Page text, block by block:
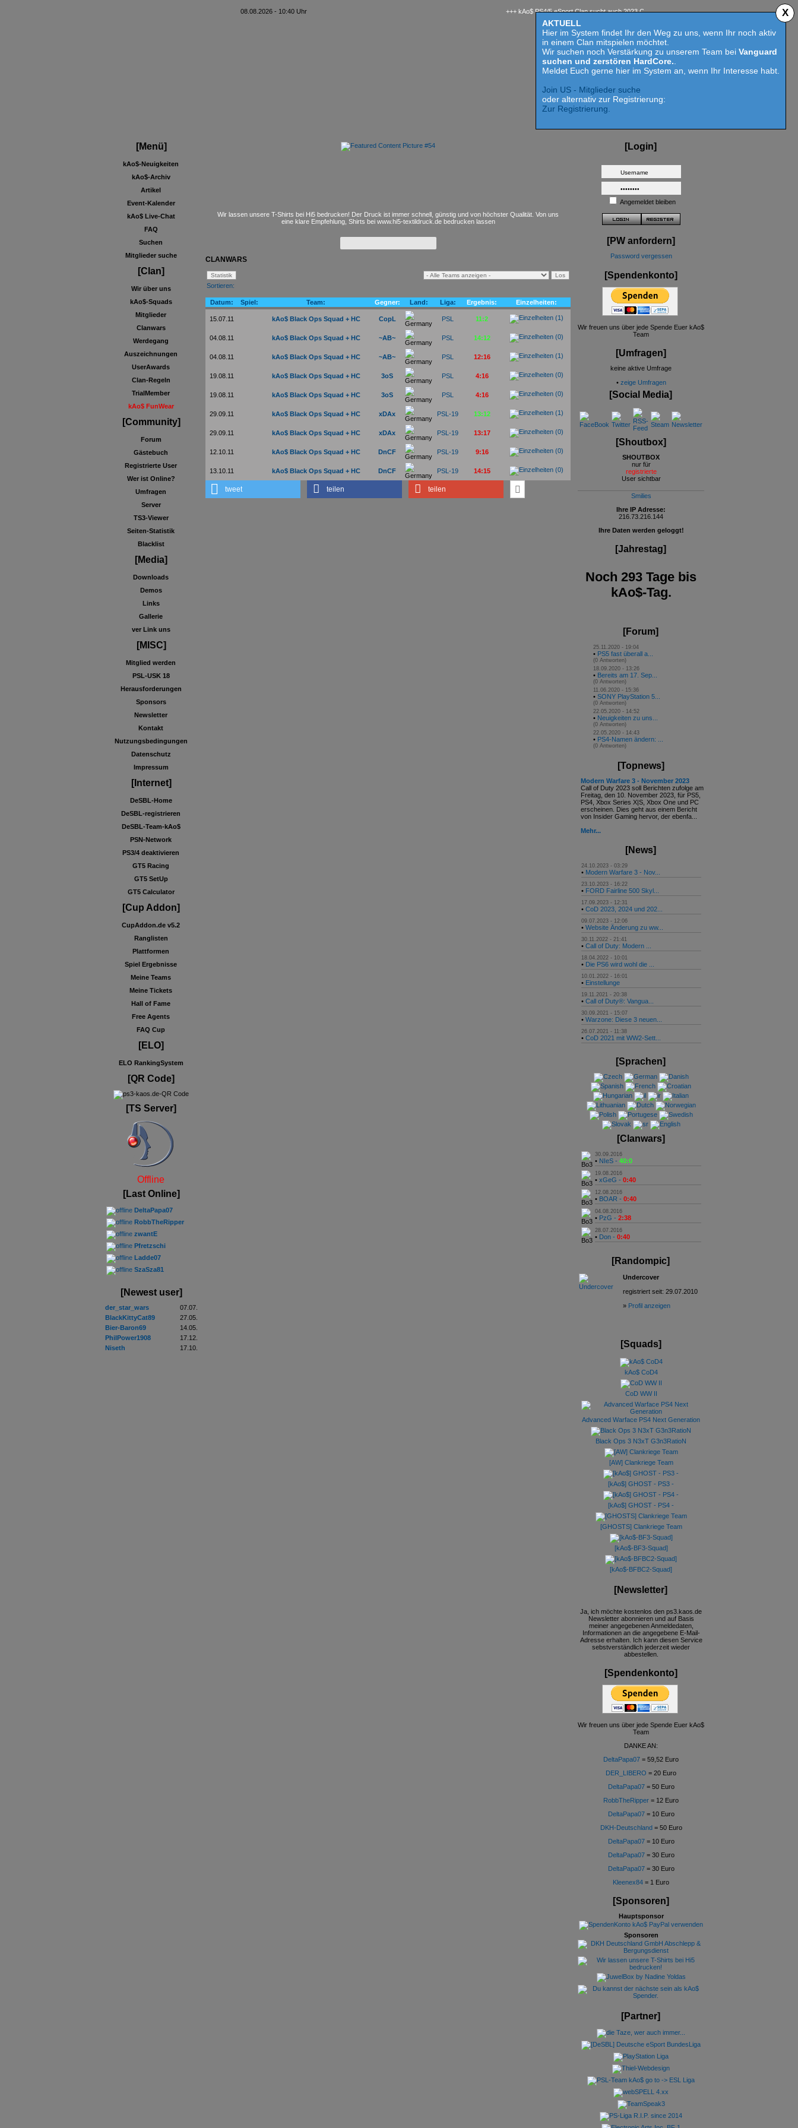
AKTUELL
Hier im System findet Ihr den Weg zu uns, wenn Ihr noch aktiv
in einem Clan mitspielen möchtet.
Wir suchen noch Verstärkung zu unserem Team bei Vanguard
suchen und zerstören HardCore.
Meldet Euch gerne hier im System an, wenn Ihr Interesse habt.
Join US - Mitglieder suche
oder alternativ zur Registrierung:
Zur Registrierung.
X
08.08.2026 - 10:40 Uhr +++ kAo$ PS4/5 eSport Clan sucht auch 2023 Competition aktive Mitspieler für Call of Duty MW 2 -
[Menü]
kAo$-Neuigkeiten
kAo$-Archiv
Artikel
Event-Kalender
kAo$ Live-Chat
FAQ
Suchen
Mitglieder suche
[Clan]
Wir über uns
kAo$-Squads
Mitglieder
Clanwars
Werdegang
Auszeichnungen
UserAwards
Clan-Regeln
TrialMember
kAo$ FunWear
[Community]
Forum
Gästebuch
Registrierte User
Wer ist Online?
Umfragen
Server
TS3-Viewer
Seiten-Statistik
Blacklist
[Media]
Downloads
Demos
Links
Gallerie
ver Link uns
[MISC]
Mitglied werden
PSL-USK 18
Herausforderungen
Sponsors
Newsletter
Kontakt
Nutzungsbedingungen
Datenschutz
Impressum
[Internet]
DeSBL-Home
DeSBL-registrieren
DeSBL-Team-kAo$
PSN-Network
PS3/4 deaktivieren
GT5 Racing
GT5 SetUp
GT5 Calculator
[Cup Addon]
CupAddon.de v5.2
Ranglisten
Plattformen
Spiel Ergebnisse
Meine Teams
Meine Tickets
Hall of Fame
Free Agents
FAQ Cup
[ELO]
ELO RankingSystem
[QR Code]
[TS Server]
Offline
[Last Online]
DeltaPapa07
RobbTheRipper
zwantE
Pfretzschi
Ladde07
SzaSza81
[Newest user]
der_star_wars
07.07.
BlackKittyCat89
27.05.
Bier-Baron69
14.05.
PhilPower1908
17.12.
Niseth
17.10.
Wir lassen unsere T-Shirts bei Hi5 bedrucken! Der Druck ist immer schnell, günstig und von höchster Qualität. Von uns
eine klare Empfehlung, Shirts bei www.hi5-textildruck.de bedrucken lassen
CLANWARS
Sortieren:
Datum: Spiel: Team: Gegner: Land: Liga: Ergebnis: Einzelheiten:
15.07.11 kAo$ Black Ops Squad + HC CopL PSL 11:2 (1)
04.08.11 kAo$ Black Ops Squad + HC ~AB~ PSL 14:12 (0)
04.08.11 kAo$ Black Ops Squad + HC ~AB~ PSL 12:16 (1)
19.08.11 kAo$ Black Ops Squad + HC 3oS PSL 4:16 (0)
19.08.11 kAo$ Black Ops Squad + HC 3oS PSL 4:16 (0)
29.09.11 kAo$ Black Ops Squad + HC xDAx PSL-19 13:12 (1)
29.09.11 kAo$ Black Ops Squad + HC xDAx PSL-19 13:17 (0)
12.10.11 kAo$ Black Ops Squad + HC DnCF PSL-19 9:16 (0)
13.10.11 kAo$ Black Ops Squad + HC DnCF PSL-19 14:15 (0)
tweet teilen teilen
[Login]
Angemeldet bleiben
[PW anfordern]
Password vergessen
[Spendenkonto]
Wir freuen uns über jede Spende Euer kAo$
Team
[Umfragen]
keine aktive Umfrage
• zeige Umfragen
[Social Media]
[Shoutbox]
SHOUTBOX
nur für
registrierte
User sichtbar
Smilies
Ihre IP Adresse:
216.73.216.144
Ihre Daten werden geloggt!
[Jahrestag]
Noch 293 Tage bis
kAo$-Tag.
[Forum]
25.11.2020 - 19:04
• PS5 fast überall a...
(0 Antworten)
18.09.2020 - 13:26
• Bereits am 17. Sep...
(0 Antworten)
11.06.2020 - 15:36
• SONY PlayStation 5...
(0 Antworten)
22.05.2020 - 14:52
• Neuigkeiten zu uns...
(0 Antworten)
22.05.2020 - 14:43
• PS4-Namen ändern: ...
(0 Antworten)
[Topnews]
Modern Warfare 3 - November 2023
Call of Duty 2023 soll Berichten zufolge am
Freitag, den 10. November 2023, für PS5,
PS4, Xbox Series X|S, Xbox One und PC
erscheinen. Dies geht aus einem Bericht
von Insider Gaming hervor, der ebenfa...
Mehr...
[News]
24.10.2023 - 03:29
• Modern Warfare 3 - Nov...
23.10.2023 - 16:22
• FORD Fairline 500 Skyl...
17.09.2023 - 12:31
• CoD 2023, 2024 und 202...
09.07.2023 - 12:06
• Website Änderung zu ww...
30.11.2022 - 21:41
• Call of Duty: Modern ...
18.04.2022 - 10:01
• Die PS6 wird wohl die ...
10.01.2022 - 16:01
• Einstellunge
19.11.2021 - 20:38
• Call of Duty®: Vangua...
30.09.2021 - 15:07
• Warzone: Diese 3 neuen...
26.07.2021 - 11:38
• CoD 2021 mit WW2-Sett...
[Sprachen]
[Clanwars]
30.09.2016
• NIeS - 40:0
19.08.2016
• xGeG - 0:40
12.08.2016
• BOAR - 0:40
04.08.2016
• PzG - 2:38
28.07.2016
• Don - 0:40
[Randompic]
Undercover
registriert seit: 29.07.2010
» Profil anzeigen
[Squads]
kAo$ CoD4
CoD WW II
Advanced Warface PS4 Next Generation
Black Ops 3 N3xT G3n3RatioN
[AW] Clankriege Team
[kAo$] GHOST - PS3 -
[kAo$] GHOST - PS4 -
[GHOSTS] Clankriege Team
[kAo$-BF3-Squad]
[kAo$-BFBC2-Squad]
[Newsletter]
Ja, ich möchte kostenlos den ps3.kaos.de
Newsletter abonnieren und auf Basis
meiner angegebenen Anmeldedaten,
Informationen an die angegebene E-Mail-
Adresse erhalten. Ich kann diesen Service
sebstverständlich jederzeit wieder
abbestellen.
[Spendenkonto]
Wir freuen uns über jede Spende Euer kAo$
Team
DANKE AN:
DeltaPapa07 = 59,52 Euro
DER_LIBERO = 20 Euro
DeltaPapa07= 50 Euro
RobbTheRipper = 12 Euro
DeltaPapa07= 10 Euro
DKH-Deutschland = 50 Euro
DeltaPapa07= 10 Euro
DeltaPapa07= 30 Euro
DeltaPapa07= 30 Euro
Kleenex84 = 1 Euro
[Sponsoren]
Hauptsponsor
Sponsoren
[Partner]